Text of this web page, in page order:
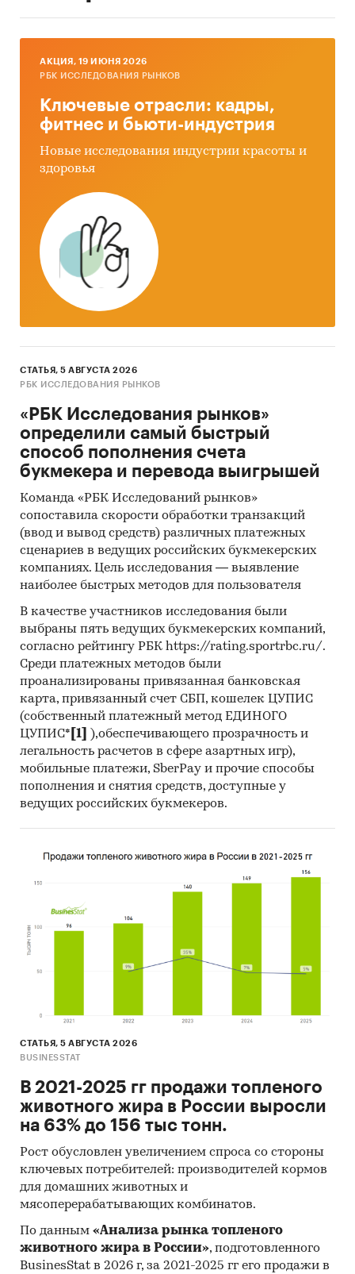
AКЦИЯ, 19 ИЮНЯ 2026
РБК ИССЛЕДОВАНИЯ РЫНКОВ
Ключевые отрасли: кадры,
фитнес и бьюти-индустрия
Новые исследования индустрии красоты и
здоровья
СТАТЬЯ, 5 АВГУСТА 2026
РБК ИССЛЕДОВАНИЯ РЫНКОВ
«РБК Исследования рынков»
определили самый быстрый
способ пополнения счета
букмекера и перевода выигрышей
Команда «РБК Исследований рынков»
сопоставила скорости обработки транзакций
(ввод и вывод средств) различных платежных
сценариев в ведущих российских букмекерских
компаниях. Цель исследования — выявление
наиболее быстрых методов для пользователя
В качестве участников исследования были
выбраны пять ведущих букмекерских компаний,
согласно рейтингу РБК https://rating.sportrbc.ru/.
Среди платежных методов были
проанализированы привязанная банковская
карта, привязанный счет СБП, кошелек ЦУПИС
(собственный платежный метод ЕДИНОГО
ЦУПИС* [1]
),обеспечивающего прозрачность и
легальность расчетов в сфере азартных игр),
мобильные платежи, SberPay и прочие способы
пополнения и снятия средств, доступные у
ведущих российских букмекеров.
СТАТЬЯ, 5 АВГУСТА 2026
BUSINESSTAT
В 2021-2025 гг продажи топленого
животного жира в России выросли
на 63% до 156 тыс тонн.
Рост обусловлен увеличением спроса со стороны
ключевых потребителей: производителей кормов
для домашних животных и
мясоперерабатывающих комбинатов.
По данным «Анализа рынка топленого
животного жира в России», подготовленного
BusinesStat в 2026 г, за 2021-2025 гг его продажи в